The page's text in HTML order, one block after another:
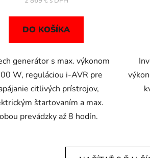
DO KOŠÍKA
generátor s max. výkonom
W, reguláciou i-AVR pre
citlivých prístrojov,
štartovaním a max.
prevádzky až 8 hodín.